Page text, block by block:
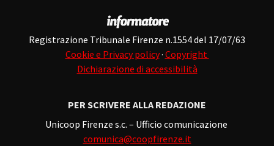
Registrazione Tribunale Firenze n.1554 del 17/07/63
Cookie e Privacy policy· Copyright
Dichiarazione di accessibilità
PER SCRIVERE ALLA REDAZIONE
Unicoop Firenze s.c. – Ufficio comunicazione
comunica@coopfirenze.it